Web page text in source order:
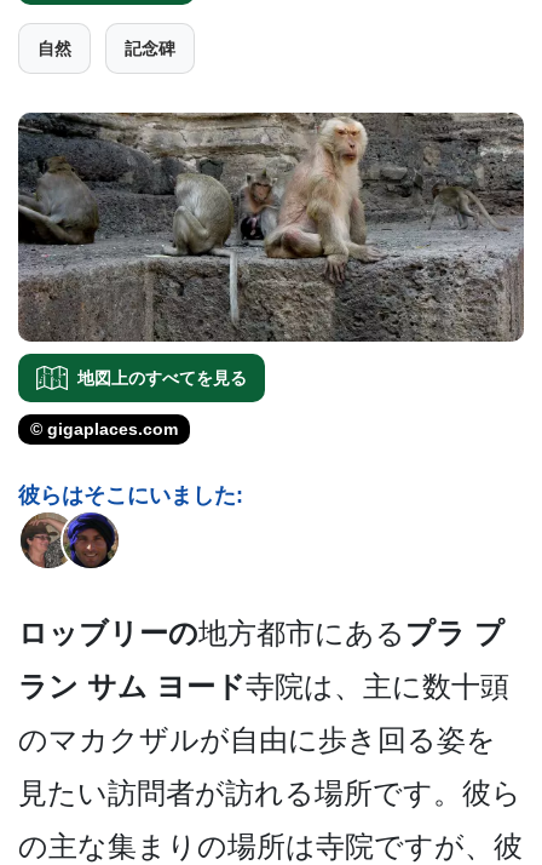
自然 記念碑
地図上のすべてを見る
© gigaplaces.com
彼らはそこにいました:
ロッブリーの地方都市にある プラ プ
ラン サム ヨード寺院は、主に数十頭
の­マカクザルが自由に歩き回る姿を
見たい訪問者が訪れ­る場所です。彼ら
の主な集まりの場所は寺院ですが、­彼